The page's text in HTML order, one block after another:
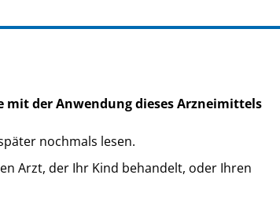
mit der Anwendung dieses Arzneimittels
nochmals lesen.
Arzt, der Ihr Kind behandelt, oder Ihren